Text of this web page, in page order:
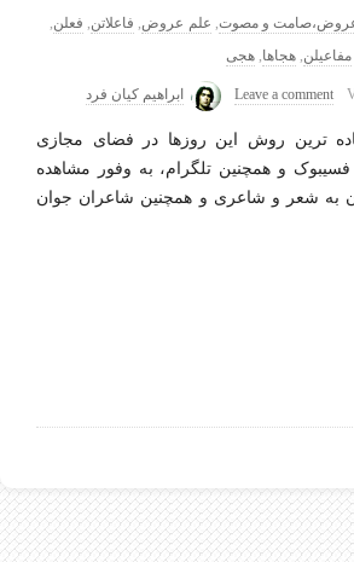
و مصوت, علم عروض, فاعلاتن, فعلن,
مفاعیلن, هجاها, هجی
Leave a comment ابراهیم کیان فرد
ترین روش این روزها در فضای مجازی
و همچنین تلگرام، به وفور مشاهده
به شعر و شاعری و همچنین شاعران جوان